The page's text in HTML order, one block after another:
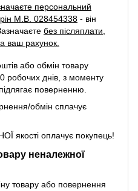
персональний
М.В. 028454338 - він
без післяплати
ваш рахунок.
або обмін товару
робочих днів, з моменту
поверненню.
обмін сплачує
якості оплачує покупець!
неналежної
товару або повернення